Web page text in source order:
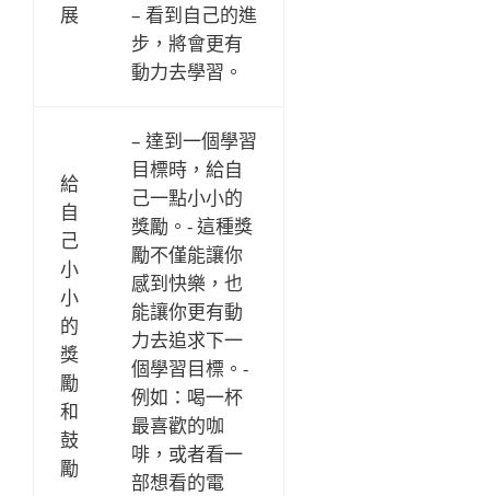
展
– 看到自己的進
步，將會更有
動力去學習。
給
自
己
小
小
的
獎
勵
和
鼓
勵
– 達到一個學習
目標時，給自
己一點小小的
獎勵。- 這種獎
勵不僅能讓你
感到快樂，也
能讓你更有動
力去追求下一
個學習目標。-
例如：喝一杯
最喜歡的咖
啡，或者看一
部想看的電